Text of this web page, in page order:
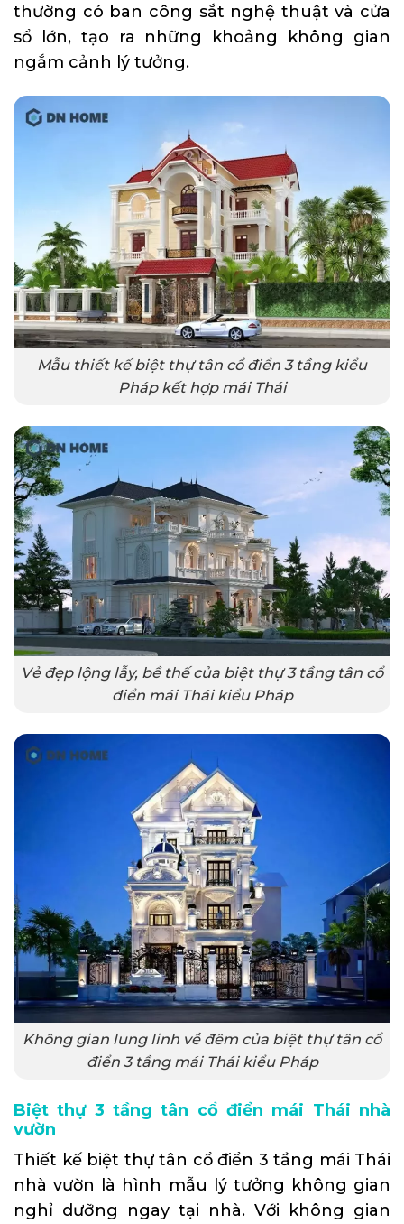
thường có ban công sắt nghệ thuật và cửa
sổ lớn, tạo ra những khoảng không gian
ngắm cảnh lý tưởng.
Mẫu thiết kế biệt thự tân cổ điển 3 tầng kiểu
Pháp kết hợp mái Thái
Vẻ đẹp lộng lẫy, bề thế của biệt thự 3 tầng tân cổ
điển mái Thái kiểu Pháp
Không gian lung linh về đêm của biệt thự tân cổ
điển 3 tầng mái Thái kiểu Pháp
Biệt thự 3 tầng tân cổ điển mái Thái nhà
vườn
Thiết kế biệt thự tân cổ điển 3 tầng mái Thái
nhà vườn là hình mẫu lý tưởng không gian
nghỉ dưỡng ngay tại nhà. Với không gian